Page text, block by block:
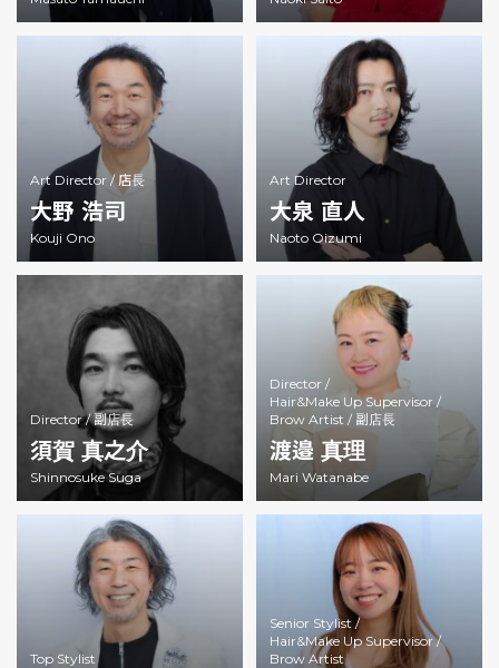
Art Director / 店長
大野 浩司
Kouji Ono
Art Director
大泉 直人
Naoto Oizumi
Director /副店長
須賀 真之介
Shinnosuke Suga
Director /
Hair&Make Up Supervisor /
Brow Artist / 副店長
渡邉 真理
Mari Watanabe
Top Stylist
Senior Stylist /
Hair&Make Up Supervisor /
Brow Artist